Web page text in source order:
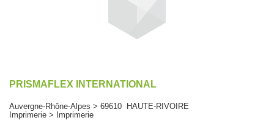
PRISMAFLEX INTERNATIONAL
Auvergne-Rhône-Alpes > 69610 HAUTE-RIVOIRE
Imprimerie > Imprimerie